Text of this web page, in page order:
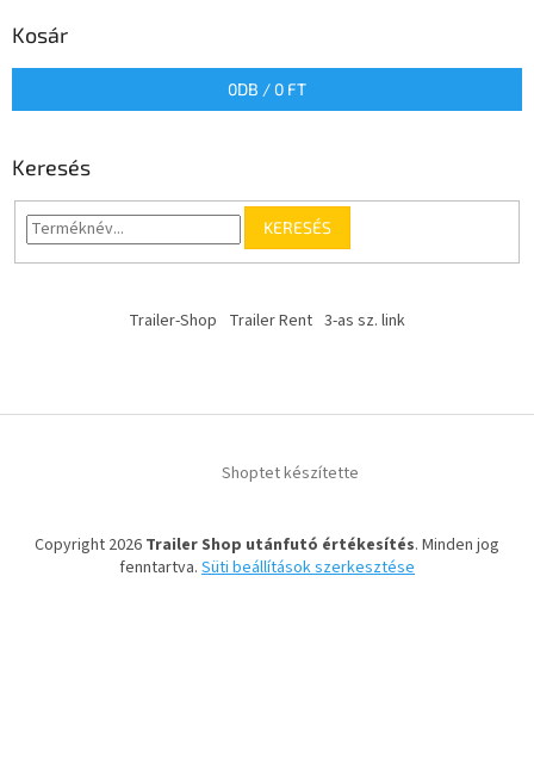
Kosár
0DB / 0 FT
Keresés
KERESÉS
Trailer-Shop Trailer Rent 3-as sz. link
Shoptet készítette
Copyright 2026 Trailer Shop utánfutó értékesítés. Minden jog
fenntartva. Süti beállítások szerkesztése